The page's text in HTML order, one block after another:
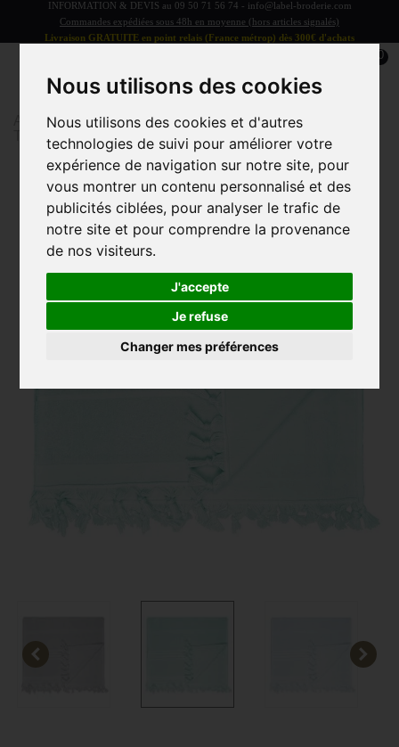
Nous utilisons des cookies
Nous utilisons des cookies et d'autres
technologies de suivi pour améliorer votre
expérience de navigation sur notre site, pour
vous montrer un contenu personnalisé et des
publicités ciblées, pour analyser le trafic de
notre site et pour comprendre la provenance
de nos visiteurs.
J'accepte
Je refuse
Changer mes préférences
INFORMATION & DEVIS au 09 50 71 56 74 - info@label-broderie.com
Commandes expédiées sous 48h en moyenne (hors articles signalés)
Livraison GRATUITE en point relais (France métrop) dès 300€ d'achats
0
Accueil > Plage > Fouta > Fouta HAMAM TERRY
TOWEL